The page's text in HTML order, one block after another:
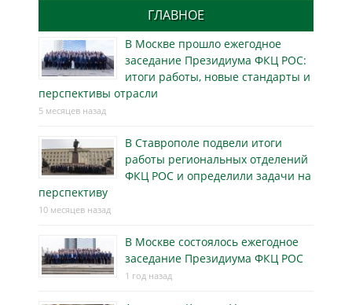
ГЛАВНОЕ
В Москве прошло ежегодное
заседание Президиума ФКЦ РОС:
итоги работы, новые стандарты и
перспективы отрасли
5 месяцев назад
В Ставрополе подвели итоги
работы региональных отделений
ФКЦ РОС и определили задачи на
перспективу
10 месяцев назад
В Москве состоялось ежегодное
заседание Президиума ФКЦ РОС
1 год назад